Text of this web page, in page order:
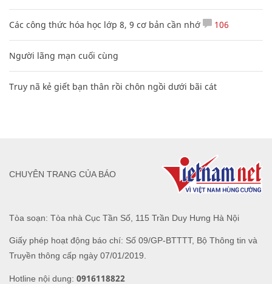
Các công thức hóa học lớp 8, 9 cơ bản cần nhớ 106
Người lãng mạn cuối cùng
Truy nã kẻ giết bạn thân rồi chôn ngồi dưới bãi cát
Tòa soạn: Tòa nhà Cục Tần Số, 115 Trần Duy Hưng Hà Nội
Giấy phép hoạt động báo chí: Số 09/GP-BTTTT, Bộ Thông tin và
Truyền thông cấp ngày 07/01/2019.
Hotline nội dung: 0916118822
CHUYÊN TRANG CỦA BÁO